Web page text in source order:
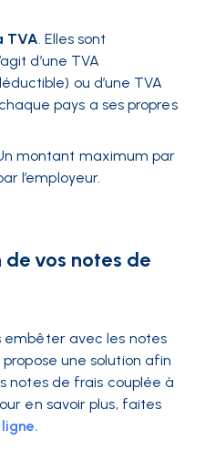
TVA. Elles sont
d’une TVA
ou d’une TVA
pays a ses propres
montant maximum par
l’employeur.
vos notes de
embêter avec les notes
propose une solution afin
notes de frais couplée à
en savoir plus, faites